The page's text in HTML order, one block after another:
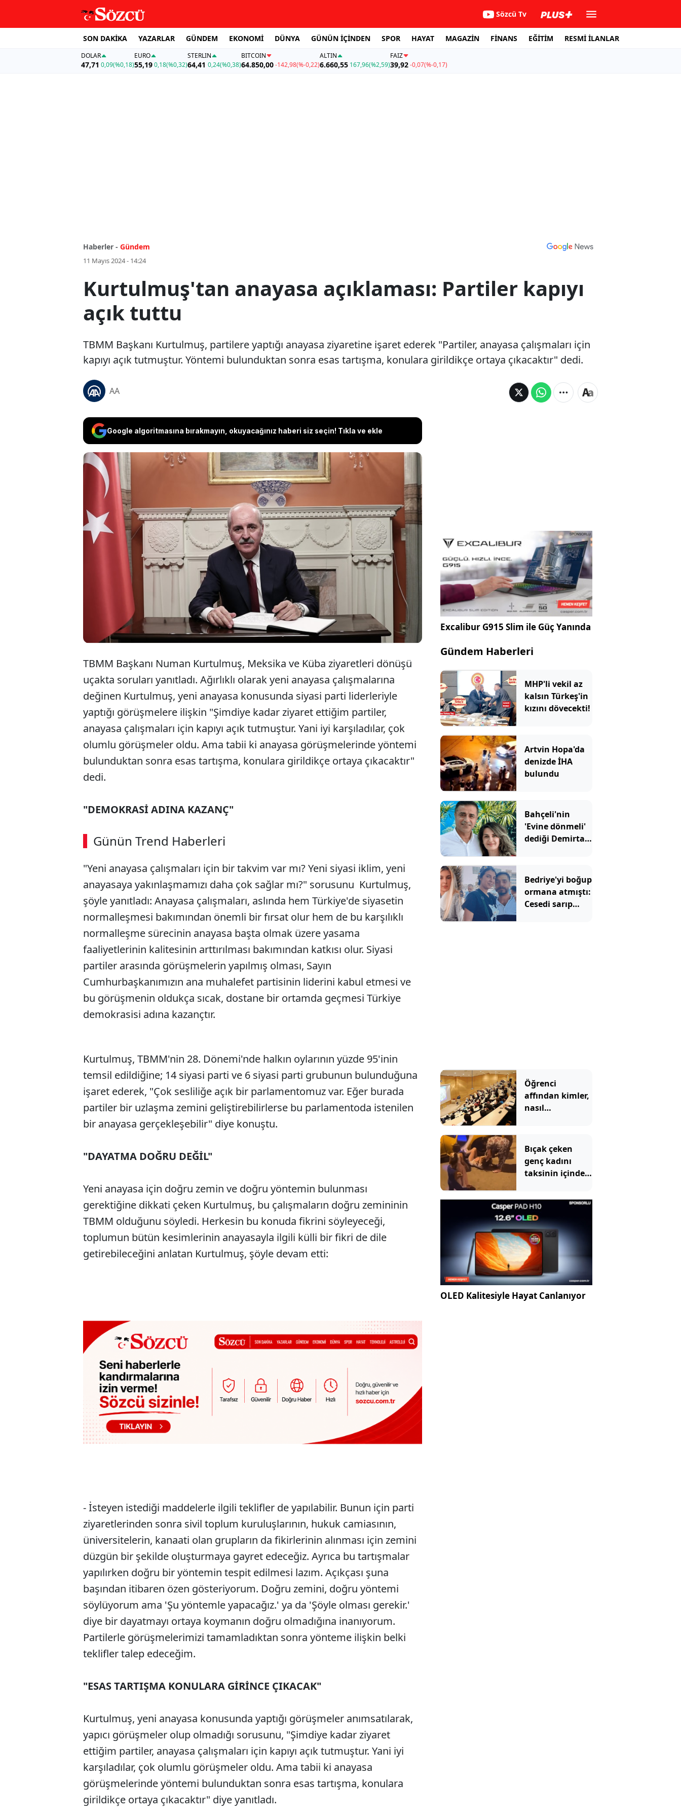
Sözcü Tv
SON DAKİKA YAZARLAR GÜNDEM EKONOMİ DÜNYA GÜNÜN İÇİNDEN SPOR HAYAT MAGAZİN FİNANS EĞİTİM RESMİ İLANLAR
DOLAR
47,71 0,09(%0,18)
EURO
55,19 0,18(%0,32)
STERLIN
64,41 0,24(%0,38)
BITCOIN
64.850,00-142,98(%-0,22)
ALTIN
6.660,55 167,96(%2,59)
FAİZ
39,92-0,07(%-0,17)
Haberler - Gündem
11 Mayıs 2024 - 14:24
Kurtulmuş'tan anayasa açıklaması: Partiler kapıyı
açık tuttu
TBMM Başkanı Kurtulmuş, partilere yaptığı anayasa ziyaretine işaret ederek "Partiler, anayasa çalışmaları için
kapıyı açık tutmuştur. Yöntemi bulunduktan sonra esas tartışma, konulara girildikçe ortaya çıkacaktır" dedi.
AA
Google algoritmasına bırakmayın, okuyacağınız haberi siz seçin! Tıkla ve ekle
TBMM Başkanı Kurtulmuş, partilere yaptığı anayasa ziyaretine
işaret ederek "Partiler, anayasa çalışmaları için kapıyı açık
tutmuştur. Yöntemi bulunduktan sonra esas tartışma,
konulara girildikçe ortaya çıkacaktır" dedi.
TBMM Başkanı Numan Kurtulmuş, Meksika ve Küba ziyaretleri dönüşü
uçakta soruları yanıtladı. Ağırlıklı olarak yeni anayasa çalışmalarına
değinen Kurtulmuş, yeni anayasa konusunda siyasi parti liderleriyle
yaptığı görüşmelere ilişkin "Şimdiye kadar ziyaret ettiğim partiler,
anayasa çalışmaları için kapıyı açık tutmuştur. Yani iyi karşıladılar, çok
olumlu görüşmeler oldu. Ama tabii ki anayasa görüşmelerinde yöntemi
bulunduktan sonra esas tartışma, konulara girildikçe ortaya çıkacaktır"
dedi.
"DEMOKRASİ ADINA KAZANÇ"
Günün Trend Haberleri
00:02 / 09:15
Sesi Aç
"Yeni anayasa çalışmaları için bir takvim var mı? Yeni siyasi iklim, yeni
anayasaya yakınlaşmamızı daha çok sağlar mı?" sorusunu Kurtulmuş,
şöyle yanıtladı: Anayasa çalışmaları, aslında hem Türkiye'de siyasetin
normalleşmesi bakımından önemli bir fırsat olur hem de bu karşılıklı
normalleşme sürecinin anayasa başta olmak üzere yasama
faaliyetlerinin kalitesinin arttırılması bakımından katkısı olur. Siyasi
partiler arasında görüşmelerin yapılmış olması, Sayın
Cumhurbaşkanımızın ana muhalefet partisinin liderini kabul etmesi ve
bu görüşmenin oldukça sıcak, dostane bir ortamda geçmesi Türkiye
demokrasisi adına kazançtır.
Kurtulmuş, TBMM'nin 28. Dönemi'nde halkın oylarının yüzde 95'inin
temsil edildiğine; 14 siyasi parti ve 6 siyasi parti grubunun bulunduğuna
işaret ederek, "Çok sesliliğe açık bir parlamentomuz var. Eğer burada
partiler bir uzlaşma zemini geliştirebilirlerse bu parlamentoda istenilen
bir anayasa gerçekleşebilir" diye konuştu.
"DAYATMA DOĞRU DEĞİL"
Yeni anayasa için doğru zemin ve doğru yöntemin bulunması
gerektiğine dikkati çeken Kurtulmuş, bu çalışmaların doğru zemininin
TBMM olduğunu söyledi. Herkesin bu konuda fikrini söyleyeceği,
toplumun bütün kesimlerinin anayasayla ilgili külli bir fikri de dile
getirebileceğini anlatan Kurtulmuş, şöyle devam etti:
- İsteyen istediği maddelerle ilgili teklifler de yapılabilir. Bunun için parti
ziyaretlerinden sonra sivil toplum kuruluşlarının, hukuk camiasının,
üniversitelerin, kanaati olan grupların da fikirlerinin alınması için zemini
düzgün bir şekilde oluşturmaya gayret edeceğiz. Ayrıca bu tartışmalar
yapılırken doğru bir yöntemin tespit edilmesi lazım. Açıkçası şuna
başından itibaren özen gösteriyorum. Doğru zemini, doğru yöntemi
söylüyorum ama 'Şu yöntemle yapacağız.' ya da 'Şöyle olması gerekir.'
diye bir dayatmayı ortaya koymanın doğru olmadığına inanıyorum.
Partilerle görüşmelerimizi tamamladıktan sonra yönteme ilişkin belki
teklifler talep edeceğim.
"ESAS TARTIŞMA KONULARA GİRİNCE ÇIKACAK"
Kurtulmuş, yeni anayasa konusunda yaptığı görüşmeler anımsatılarak,
yapıcı görüşmeler olup olmadığı sorusunu, "Şimdiye kadar ziyaret
ettiğim partiler, anayasa çalışmaları için kapıyı açık tutmuştur. Yani iyi
karşıladılar, çok olumlu görüşmeler oldu. Ama tabii ki anayasa
görüşmelerinde yöntemi bulunduktan sonra esas tartışma, konulara
girildikçe ortaya çıkacaktır" diye yanıtladı.
Excalibur G915 Slim ile Güç Yanında
Gündem Haberleri
MHP'li vekil az
kalsın Türkeş'in
kızını dövecekti!
Artvin Hopa'da
denizde İHA
bulundu
Bahçeli'nin
'Evine dönmeli'
dediği Demirtaş
şaşırtan sözler
Bedriye'yi boğup
ormana atmıştı:
Cesedi sarıp
Öğrenci
affından kimler,
nasıl
Bıçak çeken
genç kadını
taksinin içinde
sürüklediler
OLED Kalitesiyle Hayat Canlanıyor